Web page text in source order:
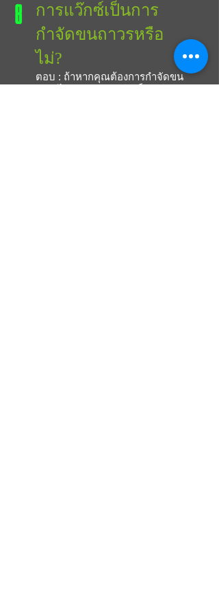
8
การแว๊กซ์เป็นการ
กำจัดขนถาวรหรือ
ไม่?
ตอบ : ถ้าหากคุณต้องการกำจัดขน